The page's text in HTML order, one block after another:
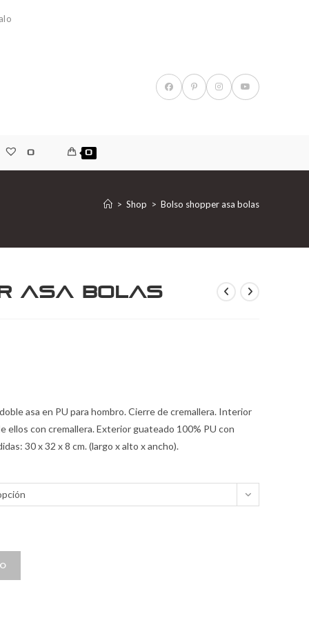
0 0
> Shop > Bolso shopper asa bolas
asa bolas
asa en PU para hombro. Cierre de cremallera. Interior
con cremallera. Exterior guateado 100% PU con
30 x 32 x 8 cm. (largo x alto x ancho).